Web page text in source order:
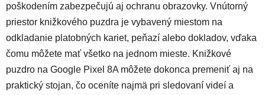
poškodením zabezpečujú aj ochranu obrazovky. Vnútorný
priestor knižkového puzdra je vybavený miestom na
odkladanie platobných kariet, peňazí alebo dokladov, vďaka
čomu môžete mať všetko na jednom mieste. Knižkové
puzdro na Google Pixel 8A môžete dokonca premeniť aj na
praktický stojan, čo oceníte najmä pri sledovaní videí a